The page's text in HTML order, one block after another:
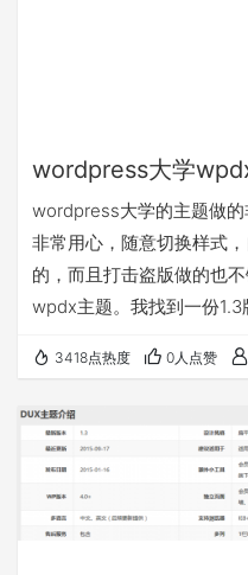
wordpress大学
wordpress大学的主题做
非常用心，随意切换样式
的，而且打击盗版做的也
wpdx主题。我找到一份
的。你可以使用这个主题
联网收集得来，本人不保
请自行检测。 2.本主题不
用户中心，因为这涉及到
3418点热度 0人点赞